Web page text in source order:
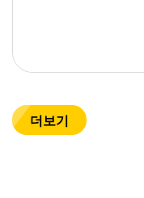
더보기